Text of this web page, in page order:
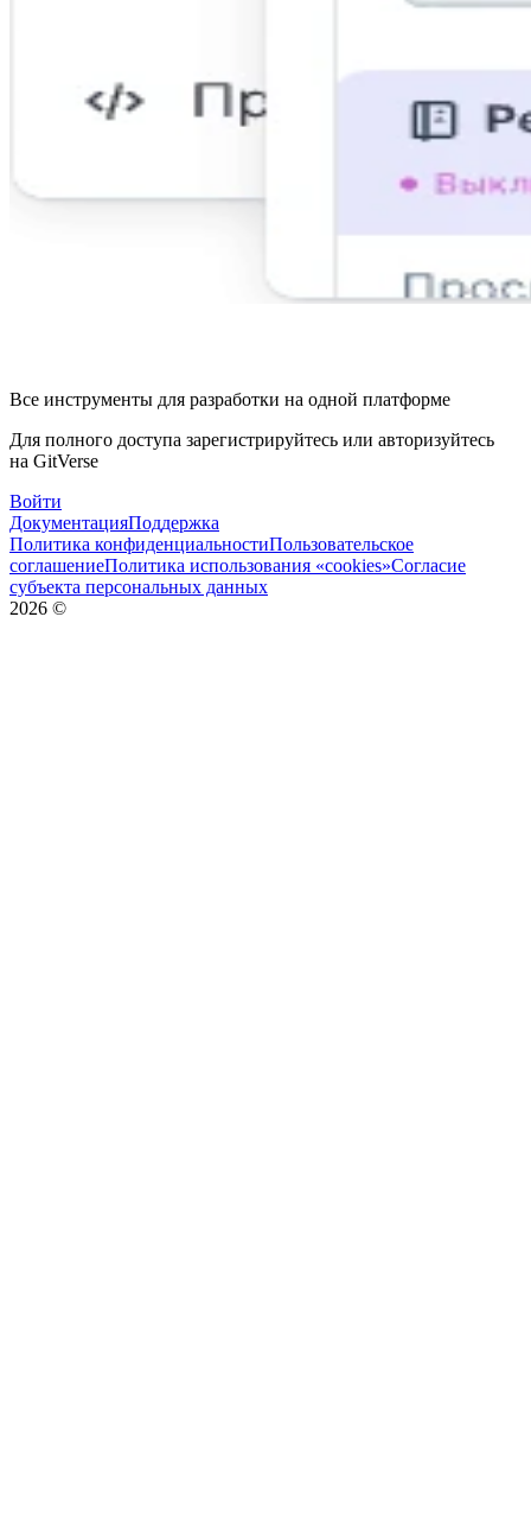
Все инструменты для разработки на одной платформе
Для полного доступа зарегистрируйтесь или авторизуйтесь
на GitVerse
Войти
ДокументацияПоддержка
Политика конфиденциальностиПользовательское
соглашениеПолитика использования «cookies»Согласие
субъекта персональных данных
2026 ©